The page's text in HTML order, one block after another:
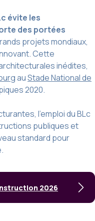
évite les
des portées
projets mondiaux,
Cette
inédites,
auStade National de
2020.
l’emploi du BLc
publiques et
standard pour
2026